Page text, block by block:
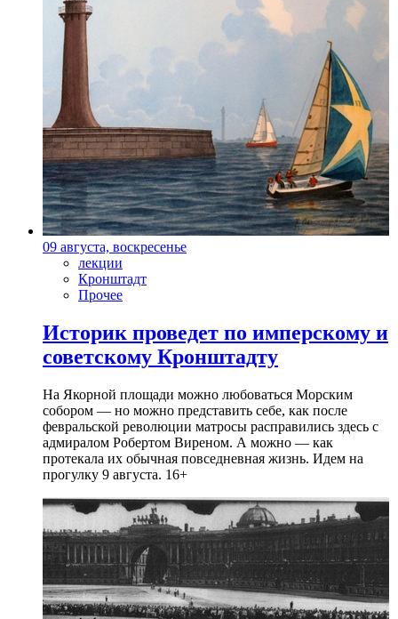
09 августа, воскресенье
лекции
Кронштадт
Прочее
Историк проведет по имперскому и
советскому Кронштадту
На Якорной площади можно любоваться Морским
собором — но можно представить себе, как после
февральской революции матросы расправились здесь с
адмиралом Робертом Виреном. А можно — как
протекала их обычная повседневная жизнь. Идем на
прогулку 9 августа. 16+